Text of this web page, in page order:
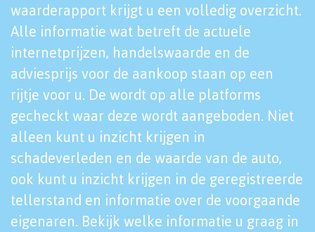
waarderapport krijgt u een volledig overzicht.
Alle informatie wat betreft de actuele
internetprijzen, handelswaarde en de
adviesprijs voor de aankoop staan op een
rijtje voor u. De wordt op alle platforms
gecheckt waar deze wordt aangeboden. Niet
alleen kunt u inzicht krijgen in
schadeverleden en de waarde van de auto,
ook kunt u inzicht krijgen in de geregistreerde
tellerstand en informatie over de voorgaande
eigenaren. Bekijk welke informatie u graag in